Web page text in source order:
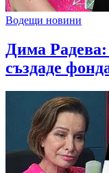
Водещи новини
Дима
създаде